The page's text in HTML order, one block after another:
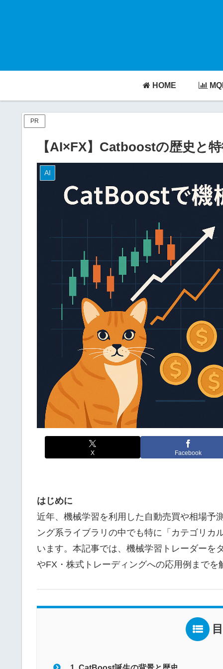
HOME
PR
【AI×FX】Catboostの歴史と
AI
X Facebook
はじめに
近年、機械学習を利用した自動売買や相場予
ング系ライブラリの中でも特に「カテゴリカ
います。本記事では、機械学習トレーダーを
やFX・株式トレーディングへの応用例までを